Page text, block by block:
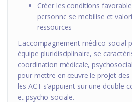
Créer les conditions
personne se mobilise et
ressources
L’accompagnement médico-social
équipe pluridisciplinaire, se
coordination médicale,
pour mettre en œuvre le projet des
les ACT s’appuient sur une double
et psycho-sociale.